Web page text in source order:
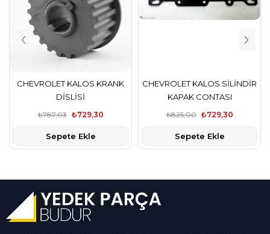
CHEVROLET KALOS KRANK
DİSLİSİ
₺729,30
₺787,03
Sepete Ekle
CHEVROLET KALOS SİLİNDİR
KAPAK CONTASI
₺729,30
₺825,00
Sepete Ekle